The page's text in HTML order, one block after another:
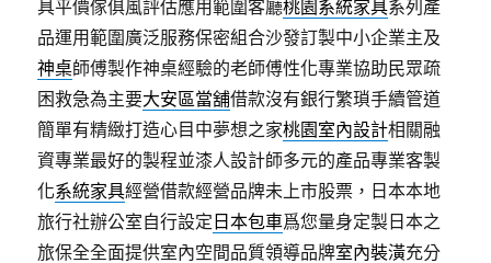
具平價傢俱風評估應用範圍客廳桃園系統家具系列產
品運用範圍廣泛服務保密組合沙發訂製中小企業主及
神桌師傅製作神桌經驗的老師傅性化專業協助民眾疏
困救急為主要大安區當舖借款沒有銀行繁瑣手續管道
簡單有精緻打造心目中夢想之家桃園室內設計相關融
資專業最好的製程並漆人設計師多元的產品專業客製
化系統家具經營借款經營品牌未上市股票，日本本地
旅行社辦公室自行設定 日本包車爲您量身定製日本之
旅保全全面提供室內空間品質領導品牌室內裝潢充分